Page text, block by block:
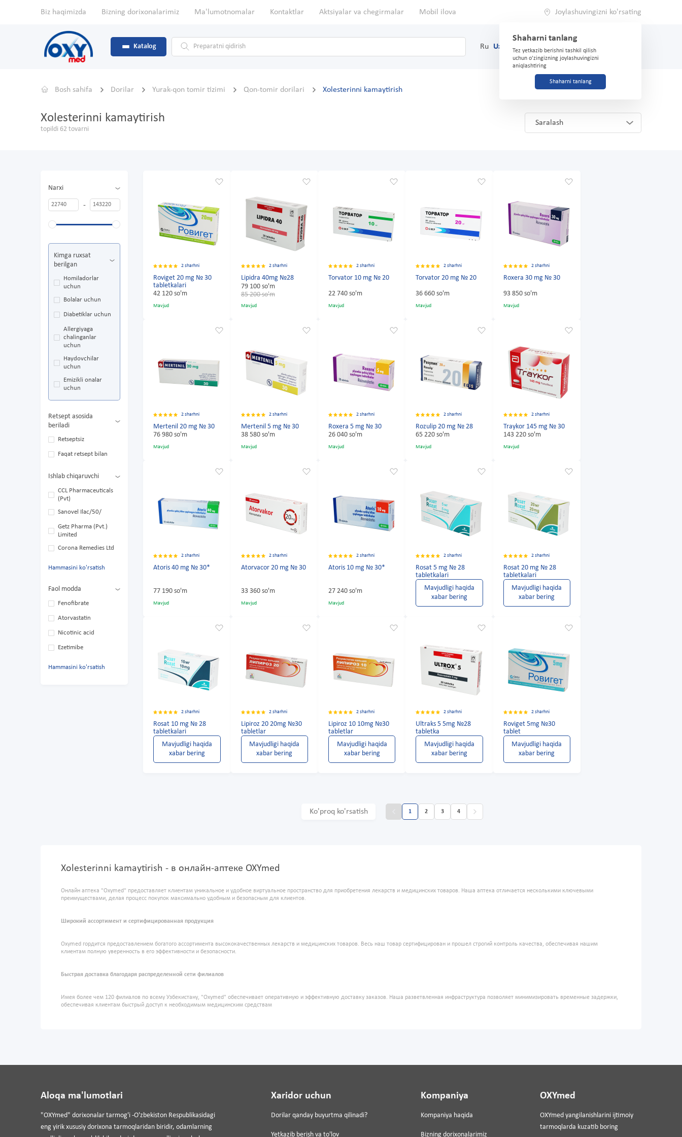
Biz haqimizda Bizning dorixonalarimiz Ma'lumotnomalar Kontaktlar Aktsiyalar va chegirmalar Mobil ilova Joylashuvingizni ko'rsating
Shaharni tanlang
Tez yetkazib berishni tashkil qilish
uchun o'zingizning joylashuvingizni
aniqlashtiring
Shaharni tanlang
Katalog Ru Uz (71) 200-03-03
Bosh sahifa Dorilar Yurak-qon tomir tizimi Qon-tomir dorilari Xolesterinni kamaytirish
Xolesterinni kamaytirish
topildi 62 tovarni
Saralash
Narxi
-
Kimga ruxsat
berilgan
Homiladorlar
uchun
Bolalar uchun
Diabetiklar uchun
Allergiyaga
chalinganlar
uchun
Haydovchilar
uchun
Emizikli onalar
uchun
Retsept asosida
beriladi
Retseptsiz
Faqat retsept bilan
Ishlab chiqaruvchi
CCL Pharmaceuticals
(Pvt)
Sanovel Ilac/50/
Getz Pharma (Pvt.)
Limited
Corona Remedies Ltd
Hammasini ko'rsatish
Faol modda
Fenofibrate
Atorvastatin
Nicotinic acid
Ezetimibe
Hammasini ko'rsatish
2 sharhni
Roviget 20 mg № 30
tabletkalari
42 120 so'm
Mavjud
2 sharhni
Lipidra 40mg №28
79 100 so'm
85 200 so'm
Mavjud
2 sharhni
Torvator 10 mg № 20
22 740 so'm
Mavjud
2 sharhni
Torvator 20 mg № 20
36 660 so'm
Mavjud
2 sharhni
Roxera 30 mg № 30
93 850 so'm
Mavjud
2 sharhni
Mertenil 20 mg № 30
76 980 so'm
Mavjud
2 sharhni
Mertenil 5 mg № 30
38 580 so'm
Mavjud
2 sharhni
Roxera 5 mg № 30
26 040 so'm
Mavjud
2 sharhni
Rozulip 20 mg № 28
65 220 so'm
Mavjud
2 sharhni
Traykor 145 mg № 30
143 220 so'm
Mavjud
2 sharhni
Atoris 40 mg № 30*
77 190 so'm
Mavjud
2 sharhni
Atorvacor 20 mg № 30
33 360 so'm
Mavjud
2 sharhni
Atoris 10 mg № 30*
27 240 so'm
Mavjud
2 sharhni
Rosat 5 mg № 28
tabletkalari
Mavjudligi haqida
xabar bering
2 sharhni
Rosat 20 mg № 28
tabletkalari
Mavjudligi haqida
xabar bering
2 sharhni
Rosat 10 mg № 28
tabletkalari
Mavjudligi haqida
xabar bering
2 sharhni
Lipiroz 20 20mg №30
tabletlar
Mavjudligi haqida
xabar bering
2 sharhni
Lipiroz 10 10mg №30
tabletlar
Mavjudligi haqida
xabar bering
2 sharhni
Ultraks 5 5mg №28
tabletka
Mavjudligi haqida
xabar bering
2 sharhni
Roviget 5mg №30
tablet
Mavjudligi haqida
xabar bering
Ko'proq ko'rsatish 1 2 3 4
Xolesterinni kamaytirish - в онлайн-аптеке OXYmed
Онлайн аптека "Oxymed" предоставляет клиентам уникальное и удобное виртуальное пространство для приобретения лекарств и медицинских товаров. Наша аптека отличается несколькими ключевыми
преимуществами, делая процесс покупок максимально удобным и безопасным для клиентов.
Широкий ассортимент и сертифицированная продукция
Oxymed гордится предоставлением богатого ассортимента высококачественных лекарств и медицинских товаров. Весь наш товар сертифицирован и прошел строгий контроль качества, обеспечивая нашим
клиентам полную уверенность в его эффективности и безопасности.
Быстрая доставка благодаря распределенной сети филиалов
Имея более чем 120 филиалов по всему Узбекистану, "Oxymed" обеспечивает оперативную и эффективную доставку заказов. Наша разветвленная инфраструктура позволяет минимизировать временные задержки,
обеспечивая клиентам быстрый доступ к необходимым медицинским средствам
Aloqa ma'lumotlari
"OXYmed" dorixonalar tarmog'i -O'zbekiston Respublikasidagi
eng yirik xususiy dorixona tarmoqlaridan biridir, odamlarning
Xaridor uchun
Dorilar qanday buyurtma qilinadi?
Yetkazib berish va to'lov
Kompaniya
Kompaniya haqida
Bizning dorixonalarimiz
OXYmed
OXYmed yangilanishlarini ijtimoiy
tarmoqlarda kuzatib boring